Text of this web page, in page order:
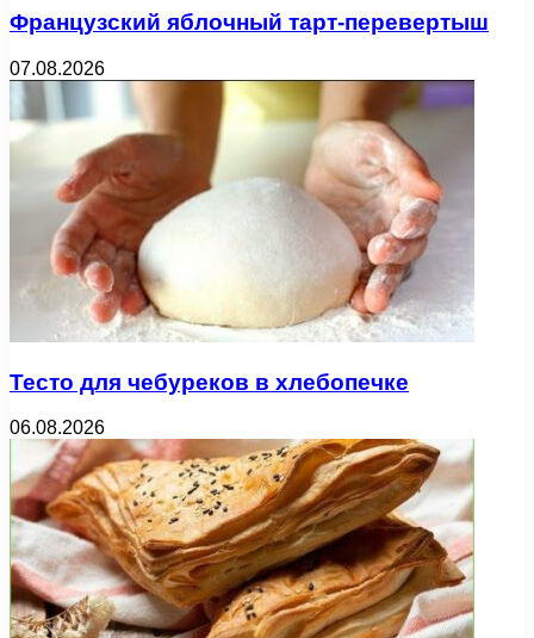
Французский яблочный тарт-перевертыш
07.08.2026
Тесто для чебуреков в хлебопечке
06.08.2026